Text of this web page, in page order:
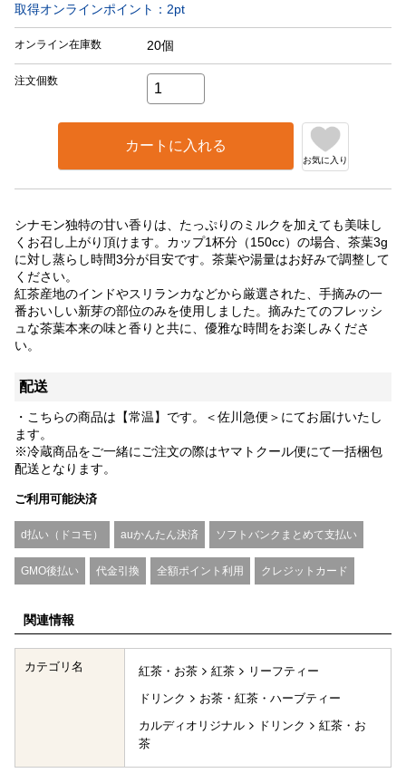
取得オンラインポイント： 2pt
オンライン在庫数 20個
注文個数
カートに入れる
お気に入り
シナモン独特の甘い香りは、たっぷりのミルクを加えても美味し
くお召し上がり頂けます。カップ1杯分（150cc）の場合、茶葉3g
に対し蒸らし時間3分が目安です。茶葉や湯量はお好みで調整して
ください。
紅茶産地のインドやスリランカなどから厳選された、手摘みの一
番おいしい新芽の部位のみを使用しました。摘みたてのフレッシ
ュな茶葉本来の味と香りと共に、優雅な時間をお楽しみくださ
い。
配送
・こちらの商品は【常温】です。＜佐川急便＞にてお届けいたし
ます。
※冷蔵商品をご一緒にご注文の際はヤマトクール便にて一括梱包
配送となります。
ご利用可能決済
d払い（ドコモ） auかんたん決済 ソフトバンクまとめて支払い
GMO後払い 代金引換 全額ポイント利用 クレジットカード
関連情報
カテゴリ名 紅茶・お茶 紅茶
リーフティー
ドリンク
お茶・紅茶・ハーブティー
カルディオリジナル
ドリンク
紅茶・お
茶